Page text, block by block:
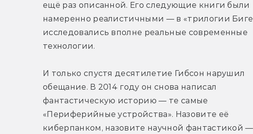
ещё раз описанной. Его следующие книги были
намеренно реалистичными — в «трилогии
исследовались вполне реальные современные
технологии.
И только спустя десятилетие Гибсон нарушил
обещание. В 2014 году он снова написал
фантастическую историю — те самые
«Периферийные устройства». Назовите её
киберпанком, назовите научной фантастикой —